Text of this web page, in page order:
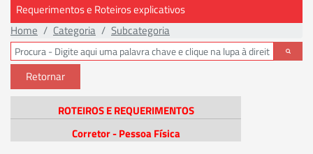
Requerimentos e Roteiros explicativos
Home
Categoria Subcategoria
Retornar
ROTEIROS E REQUERIMENTOS
Corretor - Pessoa Física